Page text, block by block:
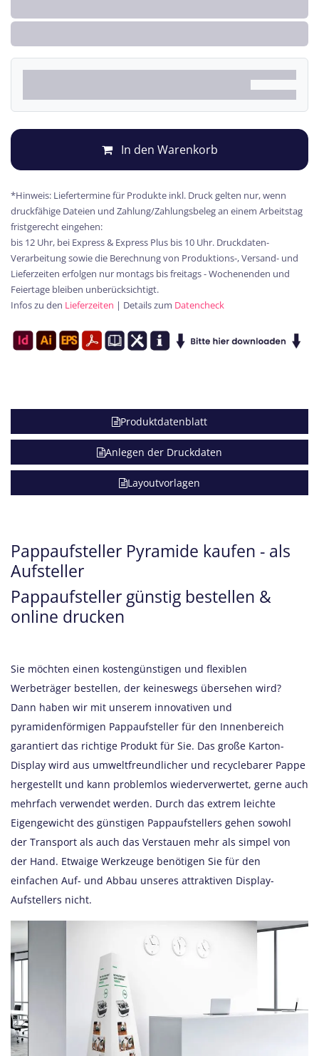
In den Warenkorb
*Hinweis: Liefertermine für Produkte inkl. Druck gelten nur, wenn
druckfähige Dateien und Zahlung/Zahlungsbeleg an einem Arbeitstag
fristgerecht eingehen:
bis 12 Uhr, bei Express & Express Plus bis 10 Uhr. Druckdaten-
Verarbeitung sowie die Berechnung von Produktions-, Versand- und
Lieferzeiten erfolgen nur montags bis freitags - Wochenenden und
Feiertage bleiben unberücksichtigt.
Infos zu den Lieferzeiten | Details zum Datencheck
Produktdatenblatt
Anlegen der Druckdaten
Layoutvorlagen
Pappaufsteller Pyramide kaufen - als
Aufsteller
Pappaufsteller günstig bestellen &
online drucken
Sie möchten einen kostengünstigen und flexiblen
Werbeträger bestellen, der keineswegs übersehen wird?
Dann haben wir mit unserem innovativen und
pyramidenförmigen Pappaufsteller für den Innenbereich
garantiert das richtige Produkt für Sie. Das große Karton-
Display wird aus umweltfreundlicher und recyclebarer Pappe
hergestellt und kann problemlos wiederverwertet, gerne auch
mehrfach verwendet werden. Durch das extrem leichte
Eigengewicht des günstigen Pappaufstellers gehen sowohl
der Transport als auch das Verstauen mehr als simpel von
der Hand. Etwaige Werkzeuge benötigen Sie für den
einfachen Auf- und Abbau unseres attraktiven Display-
Aufstellers nicht.